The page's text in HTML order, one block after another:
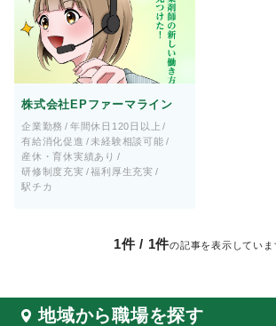
株式会社EPファーマライン
企業勤務
年間休日120日以上
有給消化促進
未経験相談可能
産休・育休実績あり
研修制度充実
福利厚生充実
駅チカ
1件 / 1件の記事を表示していま
地域から職場を探す